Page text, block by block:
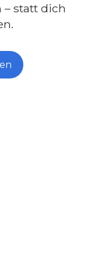
statt dich